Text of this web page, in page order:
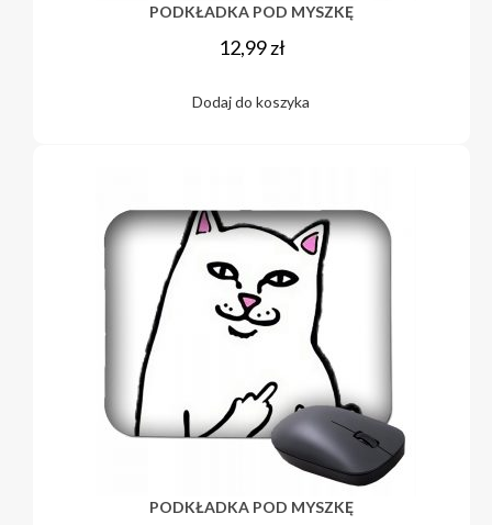
PODKŁADKA POD MYSZKĘ
12,99zł
Dodaj do koszyka
PODKŁADKA POD MYSZKĘ